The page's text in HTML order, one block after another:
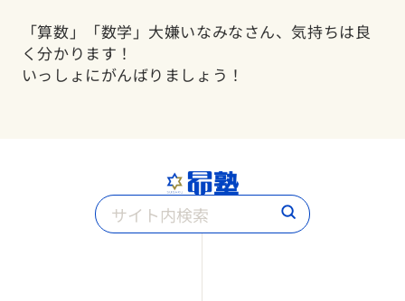
「算数」「数学」大嫌いなみなさん、気持ちは良
く分かります！
いっしょにがんばりましょう！